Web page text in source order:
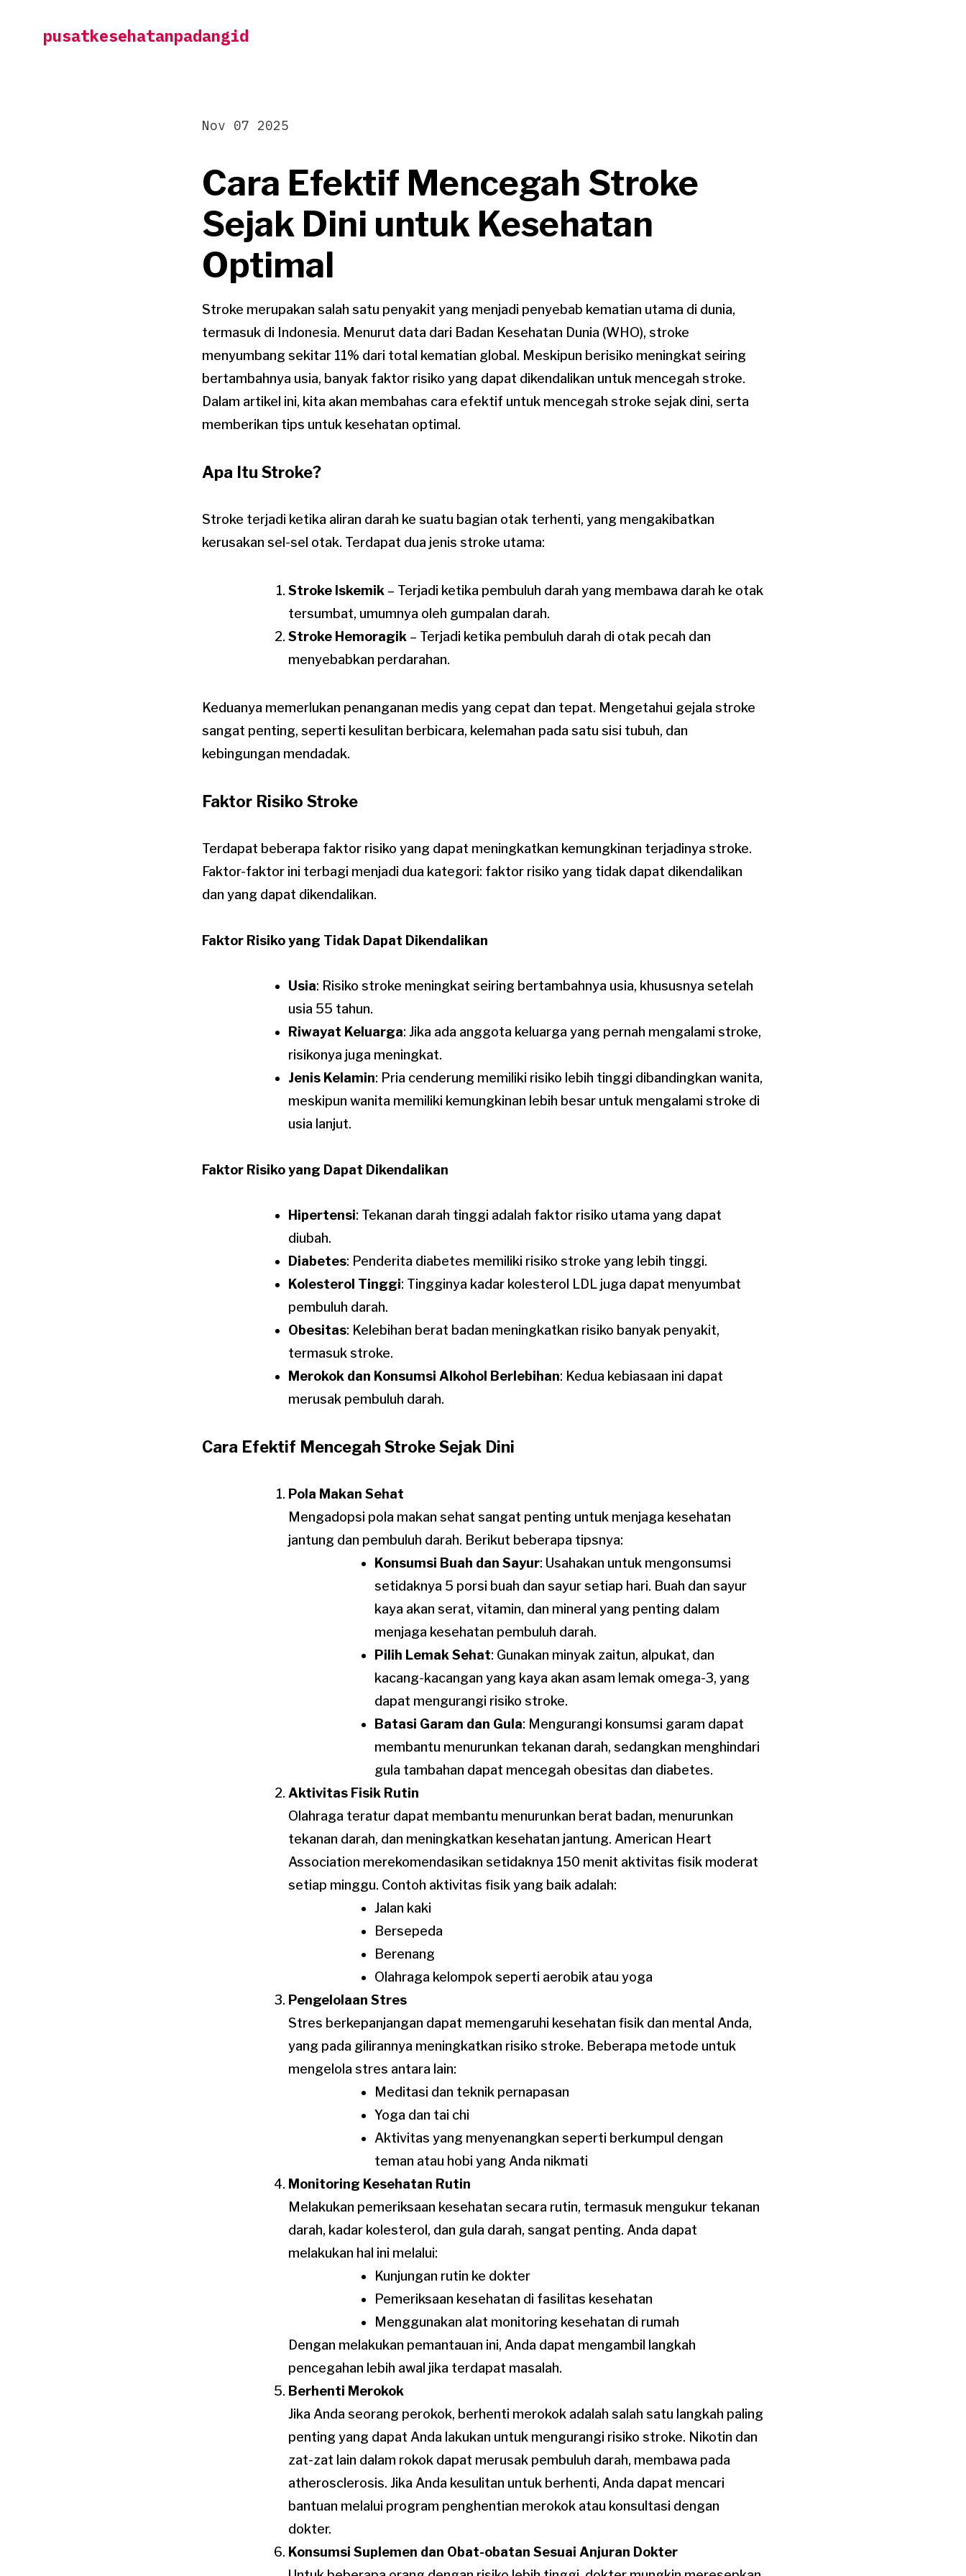
pusatkesehatanpadangid
Cara Efektif Mencegah Stroke
Sejak Dini untuk Kesehatan
Optimal
Nov 07 2025
Stroke merupakan salah satu penyakit yang menjadi penyebab kematian utama di dunia,
termasuk di Indonesia. Menurut data dari Badan Kesehatan Dunia (WHO), stroke
menyumbang sekitar 11% dari total kematian global. Meskipun berisiko meningkat seiring
bertambahnya usia, banyak faktor risiko yang dapat dikendalikan untuk mencegah stroke.
Dalam artikel ini, kita akan membahas cara efektif untuk mencegah stroke sejak dini, serta
memberikan tips untuk kesehatan optimal.
Apa Itu Stroke?
Stroke terjadi ketika aliran darah ke suatu bagian otak terhenti, yang mengakibatkan
kerusakan sel-sel otak. Terdapat dua jenis stroke utama:
Stroke Iskemik – Terjadi ketika pembuluh darah yang membawa darah ke otak
tersumbat, umumnya oleh gumpalan darah.
Stroke Hemoragik – Terjadi ketika pembuluh darah di otak pecah dan
menyebabkan perdarahan.
Keduanya memerlukan penanganan medis yang cepat dan tepat. Mengetahui gejala stroke
sangat penting, seperti kesulitan berbicara, kelemahan pada satu sisi tubuh, dan
kebingungan mendadak.
Faktor Risiko Stroke
Terdapat beberapa faktor risiko yang dapat meningkatkan kemungkinan terjadinya stroke.
Faktor-faktor ini terbagi menjadi dua kategori: faktor risiko yang tidak dapat dikendalikan
dan yang dapat dikendalikan.
Faktor Risiko yang Tidak Dapat Dikendalikan
Usia: Risiko stroke meningkat seiring bertambahnya usia, khususnya setelah
usia 55 tahun.
Riwayat Keluarga: Jika ada anggota keluarga yang pernah mengalami stroke,
risikonya juga meningkat.
Jenis Kelamin: Pria cenderung memiliki risiko lebih tinggi dibandingkan wanita,
meskipun wanita memiliki kemungkinan lebih besar untuk mengalami stroke di
usia lanjut.
Faktor Risiko yang Dapat Dikendalikan
Hipertensi: Tekanan darah tinggi adalah faktor risiko utama yang dapat
diubah.
Diabetes: Penderita diabetes memiliki risiko stroke yang lebih tinggi.
Kolesterol Tinggi: Tingginya kadar kolesterol LDL juga dapat menyumbat
pembuluh darah.
Obesitas: Kelebihan berat badan meningkatkan risiko banyak penyakit,
termasuk stroke.
Merokok dan Konsumsi Alkohol Berlebihan: Kedua kebiasaan ini dapat
merusak pembuluh darah.
Cara Efektif Mencegah Stroke Sejak Dini
Pola Makan Sehat
Mengadopsi pola makan sehat sangat penting untuk menjaga kesehatan
jantung dan pembuluh darah. Berikut beberapa tipsnya:
Konsumsi Buah dan Sayur: Usahakan untuk mengonsumsi
setidaknya 5 porsi buah dan sayur setiap hari. Buah dan sayur
kaya akan serat, vitamin, dan mineral yang penting dalam
menjaga kesehatan pembuluh darah.
Pilih Lemak Sehat: Gunakan minyak zaitun, alpukat, dan
kacang-kacangan yang kaya akan asam lemak omega-3, yang
dapat mengurangi risiko stroke.
Batasi Garam dan Gula: Mengurangi konsumsi garam dapat
membantu menurunkan tekanan darah, sedangkan menghindari
gula tambahan dapat mencegah obesitas dan diabetes.
Aktivitas Fisik Rutin
Olahraga teratur dapat membantu menurunkan berat badan, menurunkan
tekanan darah, dan meningkatkan kesehatan jantung. American Heart
Association merekomendasikan setidaknya 150 menit aktivitas fisik moderat
setiap minggu. Contoh aktivitas fisik yang baik adalah:
Jalan kaki
Bersepeda
Berenang
Olahraga kelompok seperti aerobik atau yoga
Pengelolaan Stres
Stres berkepanjangan dapat memengaruhi kesehatan fisik dan mental Anda,
yang pada gilirannya meningkatkan risiko stroke. Beberapa metode untuk
mengelola stres antara lain:
Meditasi dan teknik pernapasan
Yoga dan tai chi
Aktivitas yang menyenangkan seperti berkumpul dengan
teman atau hobi yang Anda nikmati
Monitoring Kesehatan Rutin
Melakukan pemeriksaan kesehatan secara rutin, termasuk mengukur tekanan
darah, kadar kolesterol, dan gula darah, sangat penting. Anda dapat
melakukan hal ini melalui:
Kunjungan rutin ke dokter
Pemeriksaan kesehatan di fasilitas kesehatan
Menggunakan alat monitoring kesehatan di rumah
Dengan melakukan pemantauan ini, Anda dapat mengambil langkah
pencegahan lebih awal jika terdapat masalah.
Berhenti Merokok
Jika Anda seorang perokok, berhenti merokok adalah salah satu langkah paling
penting yang dapat Anda lakukan untuk mengurangi risiko stroke. Nikotin dan
zat-zat lain dalam rokok dapat merusak pembuluh darah, membawa pada
atherosclerosis. Jika Anda kesulitan untuk berhenti, Anda dapat mencari
bantuan melalui program penghentian merokok atau konsultasi dengan
dokter.
Konsumsi Suplemen dan Obat-obatan Sesuai Anjuran Dokter